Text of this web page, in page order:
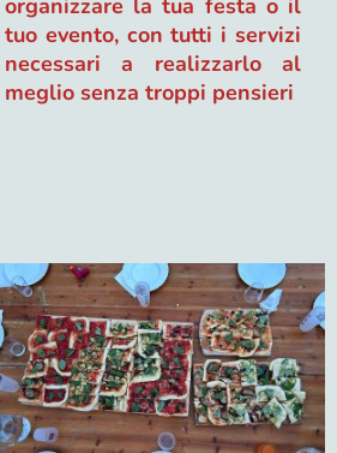
organizzare la tua festa o il
tuo evento, con tutti i servizi
necessari a realizzarlo al
meglio senza troppi pensieri